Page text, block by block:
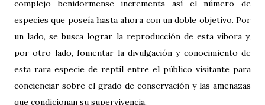
complejo benidormense incrementa así el número de
especies que poseía hasta ahora con un doble objetivo. Por
un lado, se busca lograr la reproducción de esta víbora y,
por otro lado, fomentar la divulgación y conocimiento de
esta rara especie de reptil entre el público visitante para
concienciar sobre el grado de conservación y las amenazas
que condicionan su supervivencia.